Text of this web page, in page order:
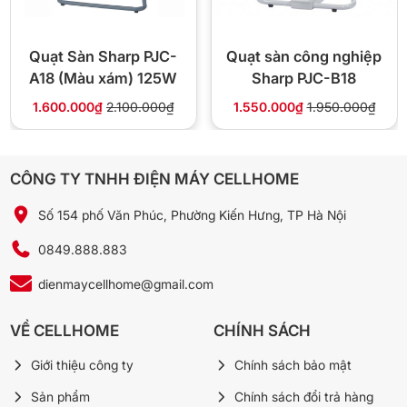
📋 Thông số kỹ thuật
Lan)
Model BF-181F
Loại quạt
Công suất 120W
Điện áp 220–240V / 50Hz
Đường kính cánh 45 cm (18 inch)
Quạt Sàn Sharp PJC-
A18 (Màu xám) 125W
1.600.000₫ 2.100.000₫
Quạt sàn công nghiệp
Sharp PJC-B18
1.550.000₫ 1.950.000₫
CÔNG TY TNHH ĐIỆN MÁY CELLHOME
Số 154 phố Văn Phúc, Phường Kiến Hưng, TP Hà Nội
0849.888.883
dienmaycellhome@gmail.com
VỀ CELLHOME
Giới thiệu công ty
Sản phẩm
CHÍNH SÁCH
Chính sách bảo mật
Chính sách đổi trả hàng